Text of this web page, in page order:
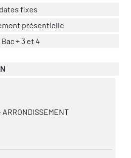
fixes
présentielle
+ 3 et 4